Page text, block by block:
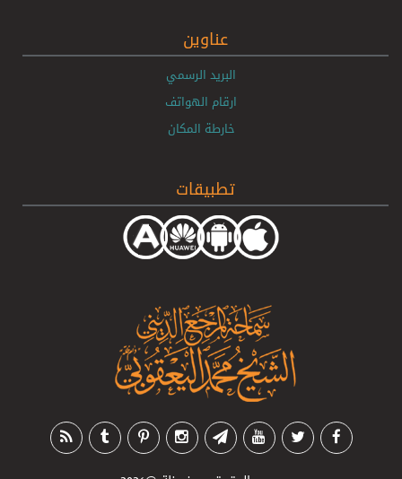
عناوين
البريد الرسمي
ارقام الهواتف
خارطة المكان
تطبيقات